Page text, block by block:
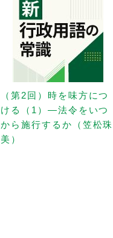
（第2回）時を味方につ
ける（1）—法令をいつ
から施行するか（笠松珠
美）